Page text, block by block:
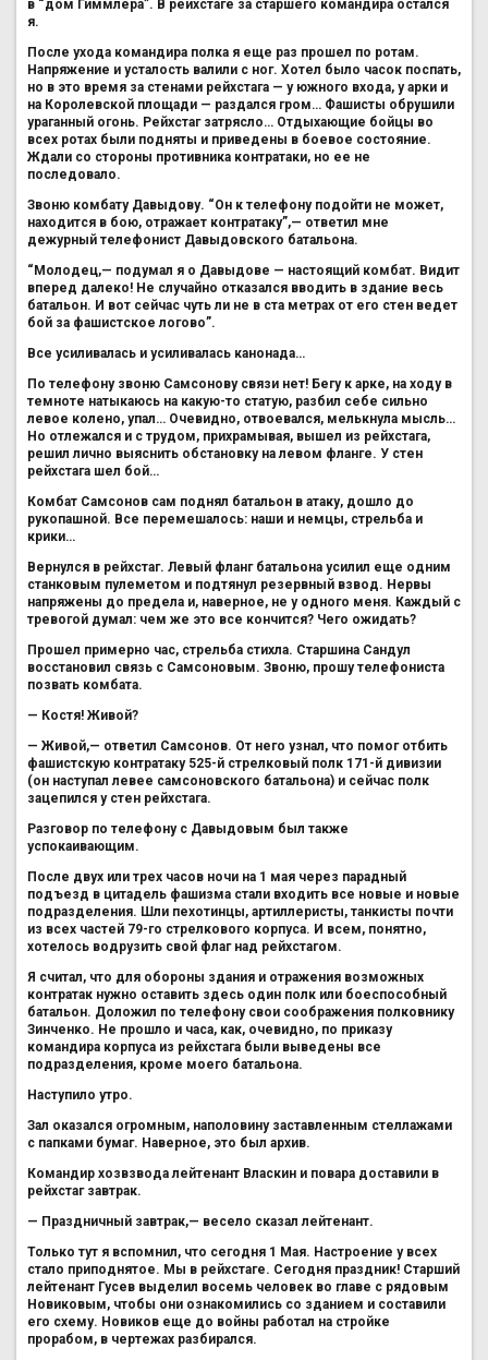
в “дом Гиммлера”. В рейхстаге за старшего командира остался
я.
После ухода командира полка я еще раз прошел по ротам.
Напряжение и усталость валили с ног. Хотел было часок поспать,
но в это время за стенами рейхстага — у южного входа, у арки и
на Королевской площади — раздался гром… Фашисты обрушили
ураганный огонь. Рейхстаг затрясло… Отдыхающие бойцы во
всех ротах были подняты и приведены в боевое состояние.
Ждали со стороны противника контратаки, но ее не
последовало.
Звоню комбату Давыдову. “Он к телефону подойти не может,
находится в бою, отражает контратаку”,— ответил мне
дежурный телефонист Давыдовского батальона.
“Молодец,— подумал я о Давыдове — настоящий комбат. Видит
вперед далеко! Не случайно отказался вводить в здание весь
батальон. И вот сейчас чуть ли не в ста метрах от его стен ведет
бой за фашистское логово”.
Все усиливалась и усиливалась канонада…
По телефону звоню Самсонову связи нет! Бегу к арке, на ходу в
темноте натыкаюсь на какую-то статую, разбил себе сильно
левое колено, упал… Очевидно, отвоевался, мелькнула мысль…
Но отлежался и с трудом, прихрамывая, вышел из рейхстага,
решил лично выяснить обстановку на левом фланге. У стен
рейхстага шел бой…
Комбат Самсонов сам поднял батальон в атаку, дошло до
рукопашной. Все перемешалось: наши и немцы, стрельба и
крики…
Вернулся в рейхстаг. Левый фланг батальона усилил еще одним
станковым пулеметом и подтянул резервный взвод. Нервы
напряжены до предела и, наверное, не у одного меня. Каждый с
тревогой думал: чем же это все кончится? Чего ожидать?
Прошел примерно час, стрельба стихла. Старшина Сандул
восстановил связь с Самсоновым. Звоню, прошу телефониста
позвать комбата.
— Костя! Живой?
— Живой,— ответил Самсонов. От него узнал, что помог отбить
фашистскую контратаку 525-й стрелковый полк 171-й дивизии
(он наступал левее самсоновского батальона) и сейчас полк
зацепился у стен рейхстага.
Разговор по телефону с Давыдовым был также
успокаивающим.
После двух или трех часов ночи на 1 мая через парадный
подъезд в цитадель фашизма стали входить все новые и новые
подразделения. Шли пехотинцы, артиллеристы, танкисты почти
из всех частей 79-го стрелкового корпуса. И всем, понятно,
хотелось водрузить свой флаг над рейхстагом.
Я считал, что для обороны здания и отражения возможных
контратак нужно оставить здесь один полк или боеспособный
батальон. Доложил по телефону свои соображения полковнику
Зинченко. Не прошло и часа, как, очевидно, по приказу
командира корпуса из рейхстага были выведены все
подразделения, кроме моего батальона.
Наступило утро.
Зал оказался огромным, наполовину заставленным стеллажами
с папками бумаг. Наверное, это был архив.
Командир хозвзвода лейтенант Власкин и повара доставили в
рейхстаг завтрак.
— Праздничный завтрак,— весело сказал лейтенант.
Только тут я вспомнил, что сегодня 1 Мая. Настроение у всех
стало приподнятое. Мы в рейхстаге. Сегодня праздник! Старший
лейтенант Гусев выделил восемь человек во главе с рядовым
Новиковым, чтобы они ознакомились со зданием и составили
его схему. Новиков еще до войны работал на стройке
прорабом, в чертежах разбирался.